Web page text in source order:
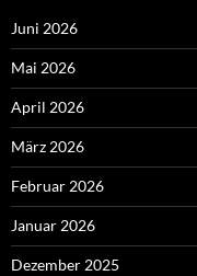
Juni 2026
Mai 2026
April 2026
März 2026
Februar 2026
Januar 2026
Dezember 2025